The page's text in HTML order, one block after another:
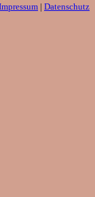
| Datenschutz